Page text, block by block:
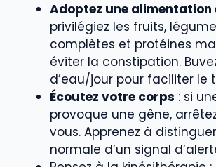
Adoptez une alimentation
privilégiez les fruits,
complètes et protéines
éviter la constipation.
d’eau/jour pour faciliter le
Écoutez votre corps : si
provoque une gêne,
vous. Apprenez à
normale d’un signal